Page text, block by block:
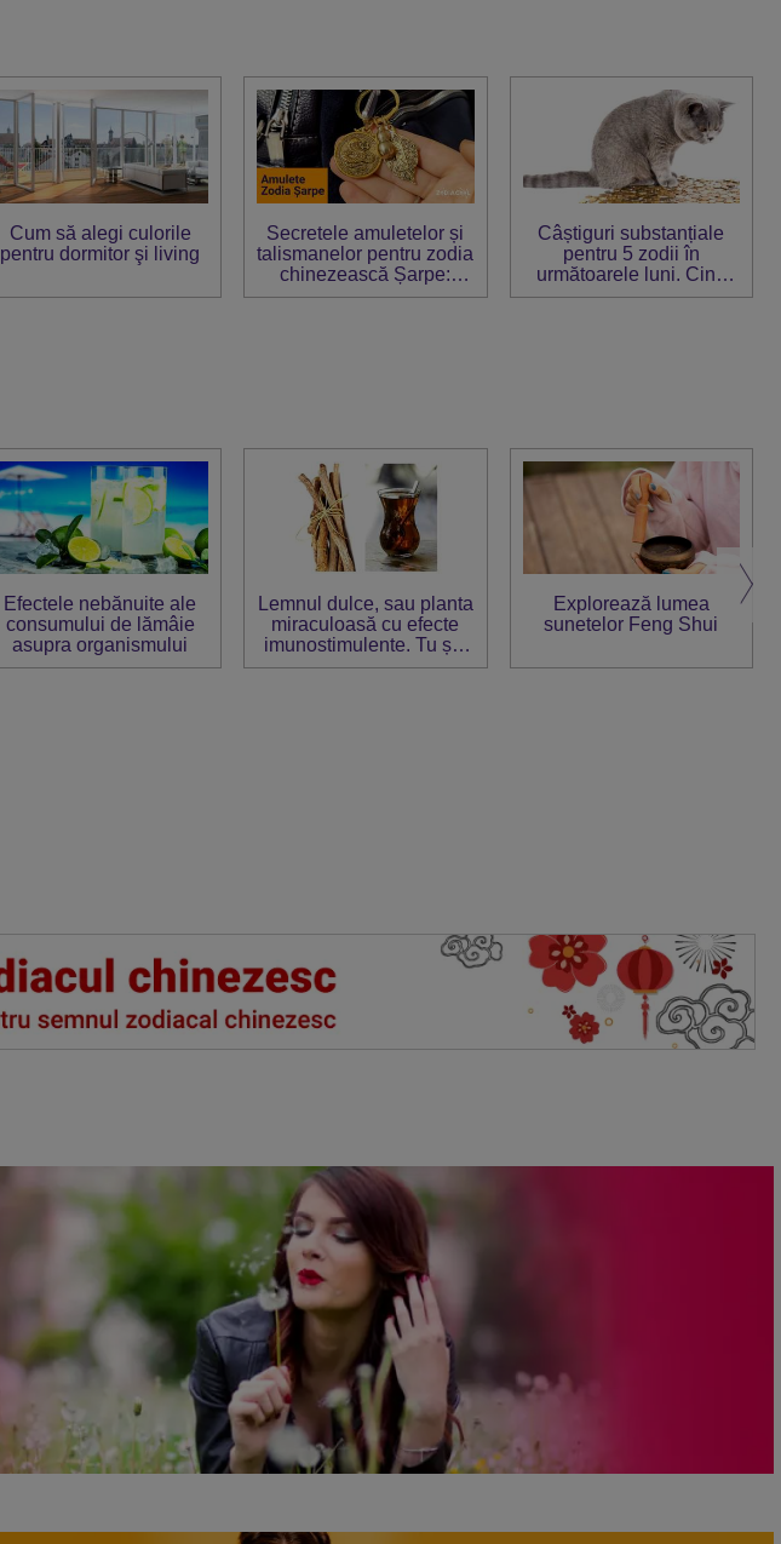
Cum să alegi culorile
pentru dormitor şi living
Secretele amuletelor și
talismanelor pentru zodia
chinezească Șarpe:
protejează-ți bunăstarea
Câștiguri substanțiale
pentru 5 zodii în
următoarele luni. Cine
sunt norocoșii
Efectele nebănuite ale
consumului de lămâie
asupra organismului
Lemnul dulce, sau planta
miraculoasă cu efecte
imunostimulente. Tu știi
cum trebuie consumat?
Explorează lumea
sunetelor Feng Shui